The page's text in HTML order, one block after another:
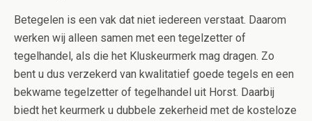
Betegelen is een vak dat niet iedereen verstaat. Daarom
werken wij alleen samen met een tegelzetter of
tegelhandel, als die het Kluskeurmerk mag dragen. Zo
bent u dus verzekerd van kwalitatief goede tegels en een
bekwame tegelzetter of tegelhandel uit Horst. Daarbij
biedt het keurmerk u dubbele zekerheid met de kosteloze